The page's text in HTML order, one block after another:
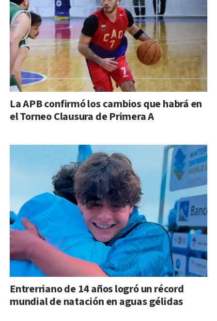
La APB confirmó los cambios que habrá en
el Torneo Clausura de Primera A
Entrerriano de 14 años logró un récord
mundial de natación en aguas gélidas